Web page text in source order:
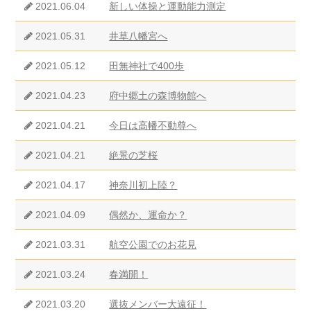
2021.06.04 新しい体操と運動能力測定
2021.05.31 井草八幡宮へ
2021.05.12 田無神社で400歩
2021.04.23 府中郷土の森博物館へ
2021.04.21 今日は高幡不動尊へ
2021.04.21 絶景の芝桜
2021.04.17 神奈川初上陸？
2021.04.09 偶然か、運命か？
2021.03.31 航空公園でのお花見
2021.03.24 春満開！
2021.03.20 選抜メンバー大遠征！